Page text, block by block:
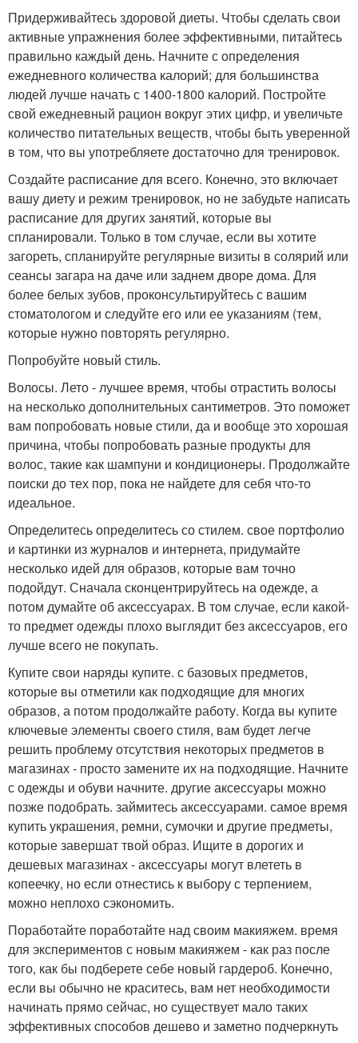
Придерживайтесь здоровой диеты. Чтобы сделать свои
активные упражнения более эффективными, питайтесь
правильно каждый день. Начните с определения
ежедневного количества калорий; для большинства
людей лучше начать с 1400-1800 калорий. Постройте
свой ежедневный рацион вокруг этих цифр, и увеличьте
количество питательных веществ, чтобы быть уверенной
в том, что вы употребляете достаточно для тренировок.
Создайте расписание для всего. Конечно, это включает
вашу диету и режим тренировок, но не забудьте написать
расписание для других занятий, которые вы
спланировали. Только в том случае, если вы хотите
загореть, спланируйте регулярные визиты в солярий или
сеансы загара на даче или заднем дворе дома. Для
более белых зубов, проконсультируйтесь с вашим
стоматологом и следуйте его или ее указаниям (тем,
которые нужно повторять регулярно.
Попробуйте новый стиль.
Волосы. Лето - лучшее время, чтобы отрастить волосы
на несколько дополнительных сантиметров. Это поможет
вам попробовать новые стили, да и вообще это хорошая
причина, чтобы попробовать разные продукты для
волос, такие как шампуни и кондиционеры. Продолжайте
поиски до тех пор, пока не найдете для себя что-то
идеальное.
Определитесь определитесь со стилем. свое портфолио
и картинки из журналов и интернета, придумайте
несколько идей для образов, которые вам точно
подойдут. Сначала сконцентрируйтесь на одежде, а
потом думайте об аксессуарах. В том случае, если какой-
то предмет одежды плохо выглядит без аксессуаров, его
лучше всего не покупать.
Купите свои наряды купите. с базовых предметов,
которые вы отметили как подходящие для многих
образов, а потом продолжайте работу. Когда вы купите
ключевые элементы своего стиля, вам будет легче
решить проблему отсутствия некоторых предметов в
магазинах - просто замените их на подходящие. Начните
с одежды и обуви начните. другие аксессуары можно
позже подобрать. займитесь аксессуарами. самое время
купить украшения, ремни, сумочки и другие предметы,
которые завершат твой образ. Ищите в дорогих и
дешевых магазинах - аксессуары могут влететь в
копеечку, но если отнестись к выбору с терпением,
можно неплохо сэкономить.
Поработайте поработайте над своим макияжем. время
для экспериментов с новым макияжем - как раз после
того, как бы подберете себе новый гардероб. Конечно,
если вы обычно не краситесь, вам нет необходимости
начинать прямо сейчас, но существует мало таких
эффективных способов дешево и заметно подчеркнуть